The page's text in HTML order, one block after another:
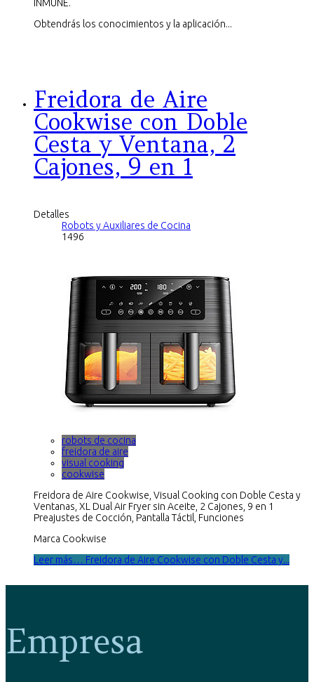
INMUNE.
Obtendrás los conocimientos y la aplicación...
Freidora de Aire
Cookwise con Doble
Cesta y Ventana, 2
Cajones, 9 en 1
Detalles
Robots y Auxiliares de Cocina
1496
robots de cocina
freidora de aire
visual cooking
cookwise
Freidora de Aire Cookwise, Visual Cooking con Doble Cesta y
Ventanas, XL Dual Air Fryer sin Aceite, 2 Cajones, 9 en 1
Preajustes de Cocción, Pantalla Táctil, Funciones
Marca Cookwise
Leer más… Freidora de Aire Cookwise con Doble Cesta y...
Empresa